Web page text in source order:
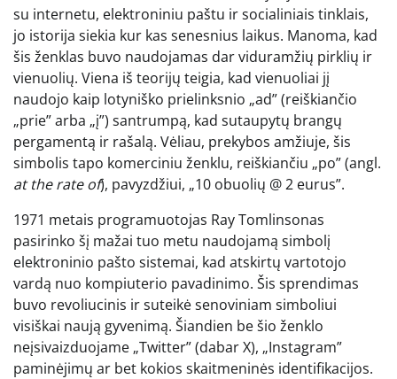
su internetu, elektroniniu paštu ir socialiniais tinklais,
jo istorija siekia kur kas senesnius laikus. Manoma, kad
šis ženklas buvo naudojamas dar viduramžių pirklių ir
vienuolių. Viena iš teorijų teigia, kad vienuoliai jį
naudojo kaip lotyniško prielinksnio „ad” (reiškiančio
„prie” arba „į”) santrumpą, kad sutaupytų brangų
pergamentą ir rašalą. Vėliau, prekybos amžiuje, šis
simbolis tapo komerciniu ženklu, reiškiančiu „po” (angl.
at the rate of), pavyzdžiui, „10 obuolių @ 2 eurus”.
1971 metais programuotojas Ray Tomlinsonas
pasirinko šį mažai tuo metu naudojamą simbolį
elektroninio pašto sistemai, kad atskirtų vartotojo
vardą nuo kompiuterio pavadinimo. Šis sprendimas
buvo revoliucinis ir suteikė senoviniam simboliui
visiškai naują gyvenimą. Šiandien be šio ženklo
neįsivaizduojame „Twitter” (dabar X), „Instagram”
paminėjimų ar bet kokios skaitmeninės identifikacijos.